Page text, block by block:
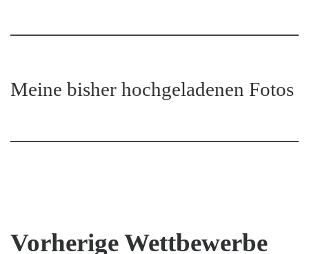
Meine bisher hochgeladenen Fotos
Vorherige Wettbewerbe